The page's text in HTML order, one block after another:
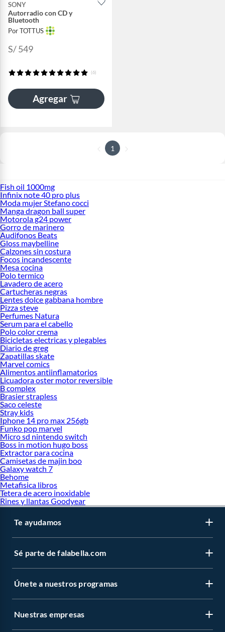
SONY
Autorradio con CD y
Bluetooth
Por TOTTUS
S/ 549
(6)
Agregar
1
Fish oil 1000mg
Infinix note 40 pro plus
Moda mujer Stefano cocci
Manga dragon ball super
Motorola g24 power
Gorro de marinero
Audifonos Beats
Gloss maybelline
Calzones sin costura
Focos incandescente
Mesa cocina
Polo termico
Lavadero de acero
Cartucheras negras
Lentes dolce gabbana hombre
Pizza steve
Perfumes Natura
Serum para el cabello
Polo color crema
Bicicletas electricas y plegables
Diario de greg
Zapatillas skate
Marvel comics
Alimentos antiinflamatorios
Licuadora oster motor reversible
B complex
Brasier strapless
Saco celeste
Stray kids
Iphone 14 pro max 256gb
Funko pop marvel
Micro sd nintendo switch
Boss in motion hugo boss
Extractor para cocina
Camisetas de majin boo
Galaxy watch 7
Behome
Metafisica libros
Tetera de acero inoxidable
Rines y llantas Goodyear
Te ayudamos
Sé parte de falabella.com
Únete a nuestros programas
Nuestras empresas